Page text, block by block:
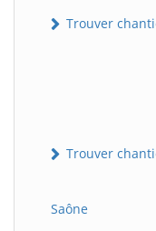
Trouver
Trouver
Saône